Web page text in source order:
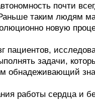
почти
таким людям
новую
пациентов,
задачи,
обнадеживающий
работы сердца и